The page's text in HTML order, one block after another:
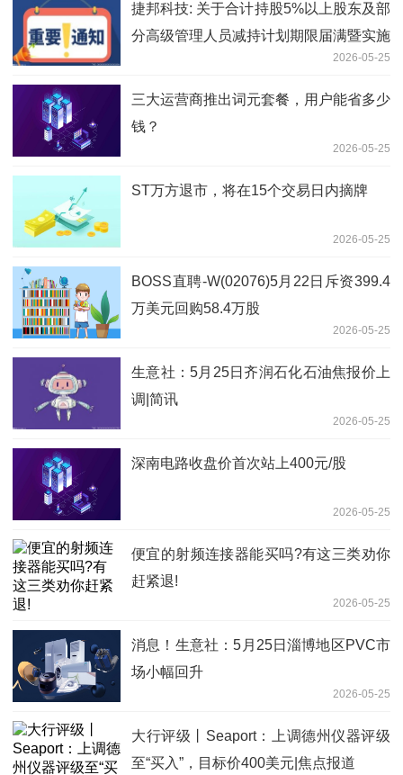
捷邦科技: 关于合计持股5%以上股东及部
分高级管理人员减持计划期限届满暨实施
2026-05-25
三大运营商推出词元套餐，用户能省多少
钱？
2026-05-25
ST万方退市，将在15个交易日内摘牌
2026-05-25
BOSS直聘-W(02076)5月22日斥资399.4
万美元回购58.4万股
2026-05-25
生意社：5月25日齐润石化石油焦报价上
调|简讯
2026-05-25
深南电路收盘价首次站上400元/股
2026-05-25
便宜的射频连接器能买吗?有这三类劝你
赶紧退!
2026-05-25
消息！生意社：5月25日淄博地区PVC市
场小幅回升
2026-05-25
大行评级丨Seaport：上调德州仪器评级
至“买入”，目标价400美元|焦点报道